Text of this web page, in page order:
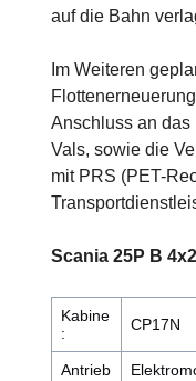
auf die Bahn
Im Weiteren
Anschluss an das
Vals, sowie die
mit PRS (PET-
Scania 25P B
Kabine
:
CP17N
Antrieb